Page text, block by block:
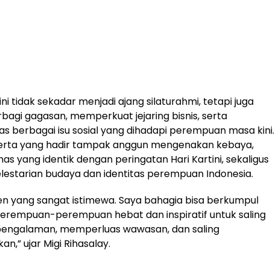
tidak sekadar menjadi ajang silaturahmi, tetapi juga
gagasan, memperkuat jejaring bisnis, serta
berbagai isu sosial yang dihadapi perempuan masa kini.
yang hadir tampak anggun mengenakan kebaya,
yang identik dengan peringatan Hari Kartini, sekaligus
budaya dan identitas perempuan Indonesia.
yang sangat istimewa. Saya bahagia bisa berkumpul
perempuan hebat dan inspiratif untuk saling
memperluas wawasan, dan saling
ujar Migi Rihasalay.